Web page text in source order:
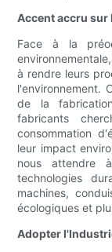
Accent accru sur
Face à la
à rendre leurs
l'environnement.
de la
fabricants
consommation
leur impact
nous attendre
technologies
machines,
écologiques et
Adopter